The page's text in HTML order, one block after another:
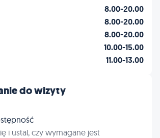
8.00-20.00
8.00-20.00
8.00-20.00
10.00-15.00
11.00-13.00
do wizyty
i ustal, czy wymagane jest